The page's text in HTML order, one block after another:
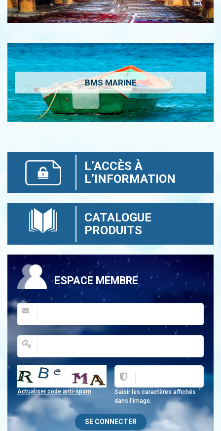
BMS MARINE
L’ACCÈS À
L’INFORMATION
CATALOGUE
PRODUITS
ESPACE MEMBRE
Saisir les caractères affichés
dans l'image.
Actualiser code anti-spam